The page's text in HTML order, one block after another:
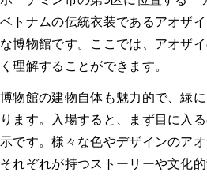
ベトナムの伝統衣装であるアオザ
な博物館です。ここでは、アオザ
く理解することができます。
博物館の建物自体も魅力的で、緑
ります。入場すると、まず目に入
示です。様々な色やデザインのア
それぞれが持つストーリーや文化